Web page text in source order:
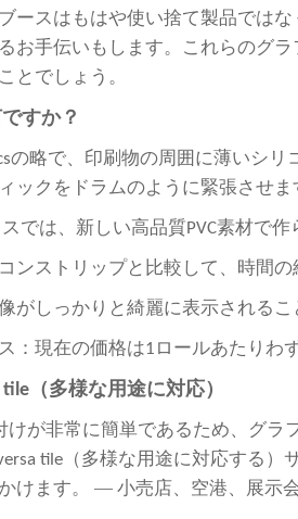
ースはもはや使い捨て製品では
お手伝いもします。これらのグ
とでしょう。
すか？
の略で、印刷物の周囲に薄い
ックをドラムのように緊張させ
では、新しい高品質PVC素材で
ンストリップと比較して、時間
がしっかりと綺麗に表示されるこ
：現在の価格は1ロールあたりわ
（多様な用途に対応）
けが非常に簡単であるため、グ
tile（多様な用途に対応する
けます。 — 小売店、空港、展示